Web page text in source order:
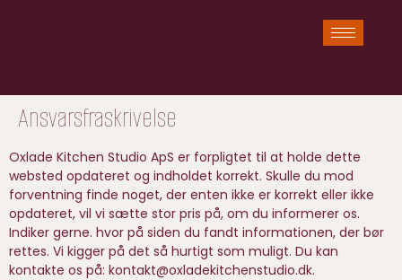
Ansvarsfraskrivelse
Oxlade Kitchen Studio ApS er forpligtet til at holde dette
websted opdateret og indholdet korrekt. Skulle du mod
forventning finde noget, der enten ikke er korrekt eller ikke
opdateret, vil vi sætte stor pris på, om du informerer os.
Indiker gerne. hvor på siden du fandt informationen, der bør
rettes. Vi kigger på det så hurtigt som muligt. Du kan
kontakte os på: kontakt@oxladekitchenstudio.dk.